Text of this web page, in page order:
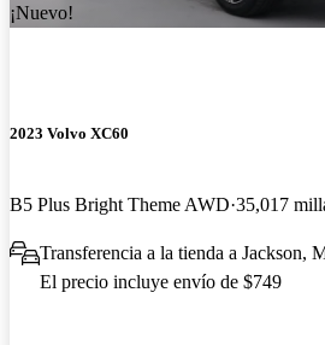
¡Nuevo!
2023 Volvo XC60
B5 Plus Bright Theme AWD 35,017
Transferencia a la tienda a Jackson,
El precio incluye envío de $749